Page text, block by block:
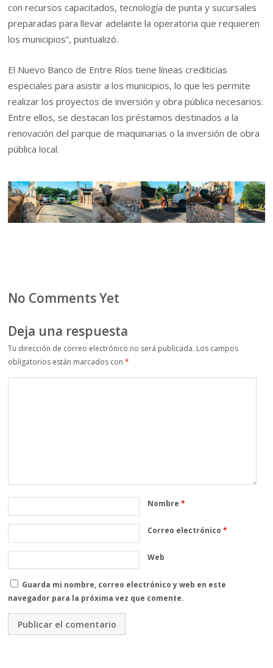
con recursos capacitados, tecnología de punta y sucursales
preparadas para llevar adelante la operatoria que requieren
los municipios”, puntualizó.
El Nuevo Banco de Entre Ríos tiene líneas crediticias
especiales para asistir a los municipios, lo que les permite
realizar los proyectos de inversión y obra pública necesarios.
Entre ellos, se destacan los préstamos destinados a la
renovación del parque de maquinarias o la inversión de obra
pública local.
No Comments Yet
Deja una respuesta
Tu dirección de correo electrónico no será publicada. Los campos
obligatorios están marcados con*
Nombre*
Correo electrónico*
Web
Guarda mi nombre, correo electrónico y web en este
navegador para la próxima vez que comente.